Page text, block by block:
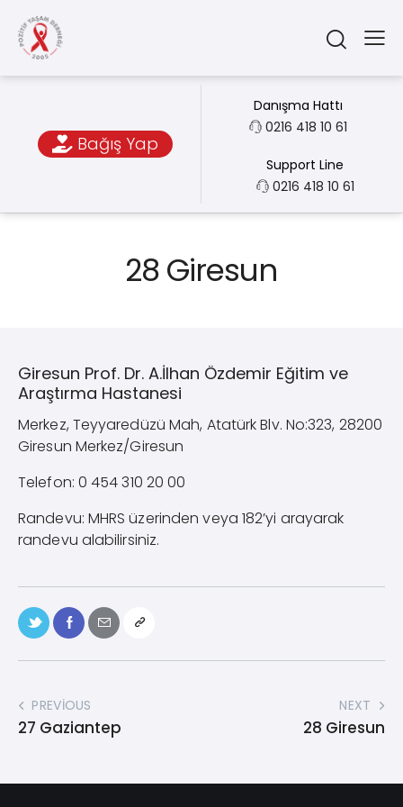
Bağış Yap
Danışma Hattı
0216 418 10 61
Support Line
0216 418 10 61
28 Giresun
Giresun Prof. Dr. A.İlhan Özdemir Eğitim ve
Araştırma Hastanesi
Merkez, Teyyaredüzü Mah, Atatürk Blv. No:323, 28200
Giresun Merkez/Giresun
Telefon: 0 454 310 20 00
Randevu: MHRS üzerinden veya 182’yi arayarak
randevu alabilirsiniz.
PREVIOUS
27 Gaziantep
NEXT
28 Giresun